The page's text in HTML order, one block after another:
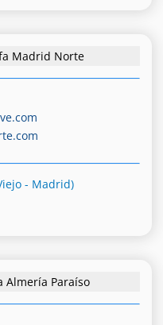
Madrid Norte
- Madrid)
Almería Paraíso